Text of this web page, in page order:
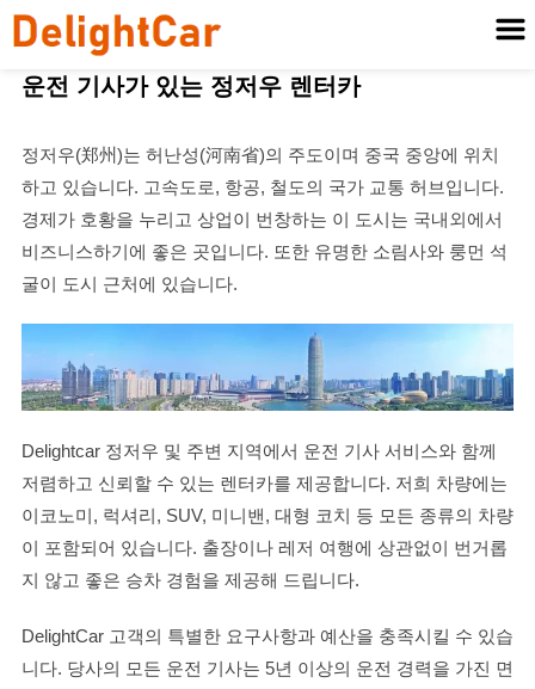
운전 기사가 있는 정저우 렌터카
정저우(郑州)는 허난성(河南省)의 주도이며 중국 중앙에 위치
하고 있습니다. 고속도로, 항공, 철도의 국가 교통 허브입니다.
경제가 호황을 누리고 상업이 번창하는 이 도시는 국내외에서
비즈니스하기에 좋은 곳입니다. 또한 유명한 소림사와 룽먼 석
굴이 도시 근처에 있습니다.
Delightcar 정저우 및 주변 지역에서 운전 기사 서비스와 함께
저렴하고 신뢰할 수 있는 렌터카를 제공합니다. 저희 차량에는
이코노미, 럭셔리, SUV, 미니밴, 대형 코치 등 모든 종류의 차량
이 포함되어 있습니다. 출장이나 레저 여행에 상관없이 번거롭
지 않고 좋은 승차 경험을 제공해 드립니다.
DelightCar 고객의 특별한 요구사항과 예산을 충족시킬 수 있습
니다. 당사의 모든 운전 기사는 5년 이상의 운전 경력을 가진 면